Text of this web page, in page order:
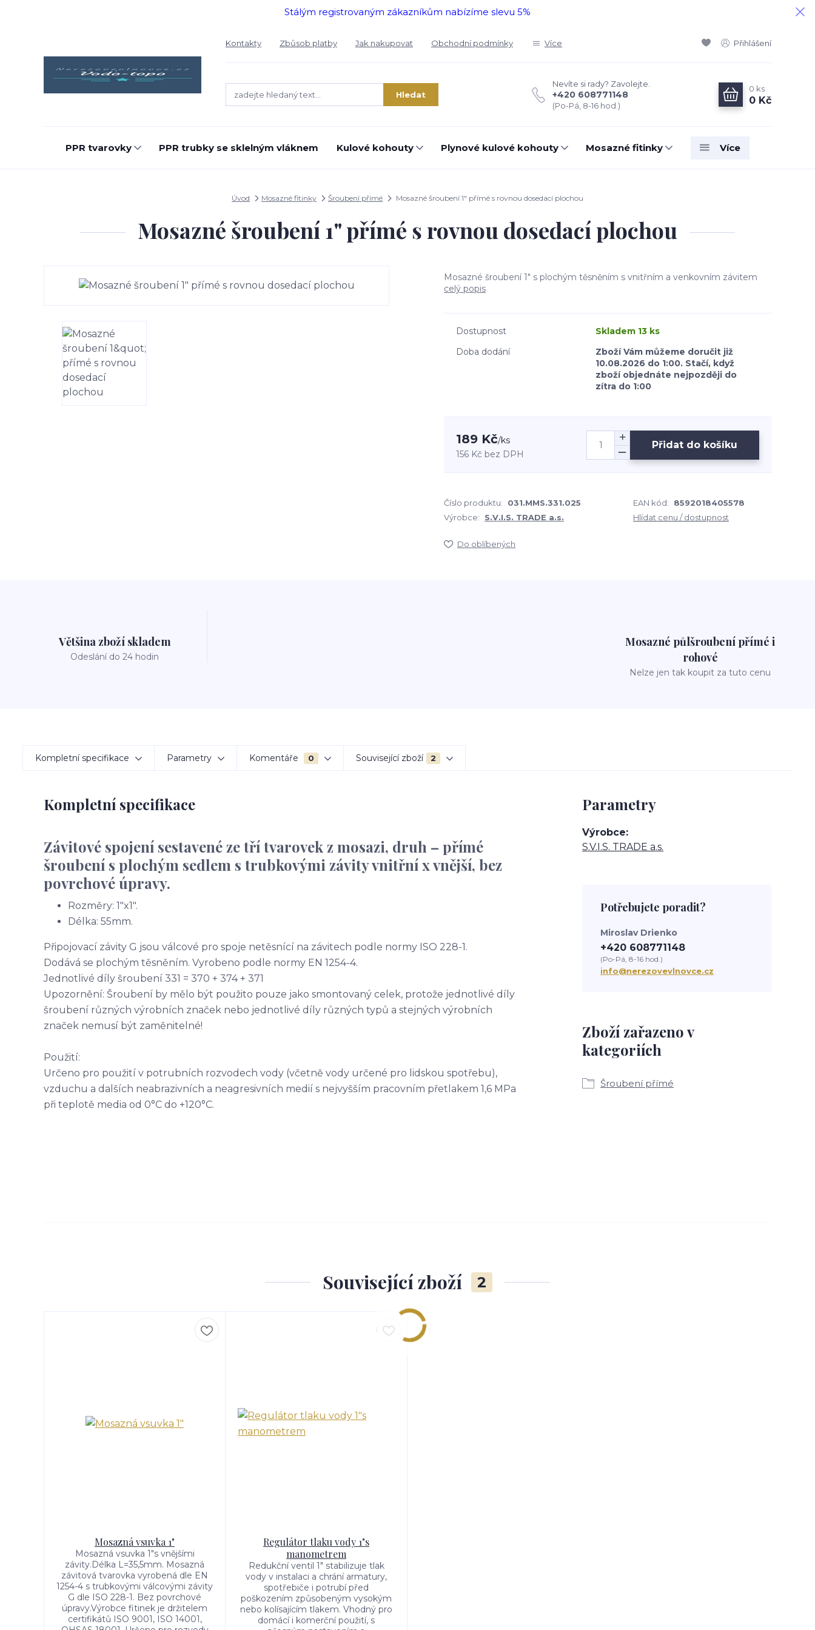
Stálým registrovaným zákazníkům nabízíme slevu 5%
Kontakty Zbůsob platby Jak nakupovat Obchodní podmínky Více Přihlášení
Hledat
Nevíte si rady? Zavolejte.
+420 608771148
(Po-Pá, 8-16 hod.)
0 ks
0 Kč
PPR tvarovky PPR trubky se sklelným vláknem Kulové kohouty Plynové kulové kohouty Mosazné fitinky Více
Úvod Mosazné fitinky Šroubení přímé Mosazné šroubení 1" přímé s rovnou dosedací plochou
Mosazné šroubení 1" přímé s rovnou dosedací plochou
Mosazné šroubení 1" s plochým těsněním s vnitřním a venkovním závitem
celý popis
Dostupnost
Skladem 13 ks
Doba dodání
Zboží Vám můžeme doručit již
10.08.2026 do 1:00. Stačí, když
zboží objednáte nejpozději do
zítra do 1:00
189 Kč/ks
156 Kč bez DPH
Přidat do košíku
Číslo produktu: 031.MMS.331.025 EAN kód:
8592018405578
Výrobce:
S.V.I.S. TRADE a.s. Hlídat cenu / dostupnost
Do oblíbených
Většina zboží skladem
Odeslání do 24 hodin
Mosazné půlšroubení přímé i
rohové
Nelze jen tak koupit za tuto cenu
Kompletní specifikace Parametry Komentáře 0 Související zboží 2
Kompletní specifikace
Závitové spojení sestavené ze tří tvarovek z mosazi, druh – přímé
šroubení s plochým sedlem s trubkovými závity vnitřní x vnější, bez
povrchové úpravy.
Rozměry: 1"x1".
Délka: 55mm.
Připojovací závity G jsou válcové pro spoje netěsnící na závitech podle normy ISO 228-1.
Dodává se plochým těsněním. Vyrobeno podle normy EN 1254-4.
Jednotlivé díly šroubení 331 = 370 + 374 + 371
Upozornění: Šroubení by mělo být použito pouze jako smontovaný celek, protože jednotlivé díly
šroubení různých výrobních značek nebo jednotlivé díly různých typů a stejných výrobních
značek nemusí být zaměnitelné!
Použití:
Určeno pro použití v potrubních rozvodech vody (včetně vody určené pro lidskou spotřebu),
vzduchu a dalších neabrazivních a neagresivních medií s nejvyšším pracovním přetlakem 1,6 MPa
při teplotě media od 0°C do +120°C.
Parametry
Výrobce
S.V.I.S. TRADE a.s.
Zboží zařazeno v
kategoriích
Šroubení přímé
Potřebujete poradit?
Miroslav Drienko
+420 608771148
(Po-Pá, 8-16 hod.)
info@nerezovevlnovce.cz
Související zboží 2
Mosazná vsuvka 1"
Mosazná vsuvka 1"s vnějšími
závity.Délka L=35,5mm. Mosazná
závitová tvarovka vyrobená dle EN
1254-4 s trubkovými válcovými závity
G dle ISO 228-1. Bez povrchové
úpravy.Výrobce fitinek je držitelem
certifikátů ISO 9001, ISO 14001,
Regulátor tlaku vody 1"s
manometrem
Redukční ventil 1" stabilizuje tlak
vody v instalaci a chrání armatury,
spotřebiče i potrubí před
poškozením způsobeným vysokým
nebo kolísajícím tlakem. Vhodný pro
domácí i komerční použití, s